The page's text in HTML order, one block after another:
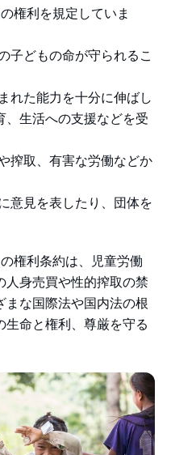
権利を規定していま
子どもの命が守られるこ
れた能力を十分に伸ばし
、生活への支援などを受
搾取、有害な労働などか
意見を表したり、団体を
権利条約は、児童労働
人身売買や性的搾取の禁
まな国際法や国内法の根
生命と権利、尊厳を守る